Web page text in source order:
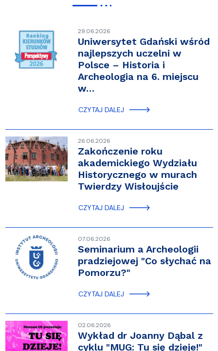
29.06.2026
Uniwersytet Gdański wśród
najlepszych uczelni w
Polsce – Historia i
Archeologia na 6. miejscu
w…
CZYTAJ DALEJ
26.06.2026
Zakończenie roku
akademickiego Wydziału
Historycznego w murach
Twierdzy Wisłoujście
CZYTAJ DALEJ
07.06.2026
Seminarium a Archeologii
pradziejowej "Co słychać na
Pomorzu?"
CZYTAJ DALEJ
02.06.2026
Wykład dr Joanny Dąbal z
cyklu "MUG: Tu się dzieje!"